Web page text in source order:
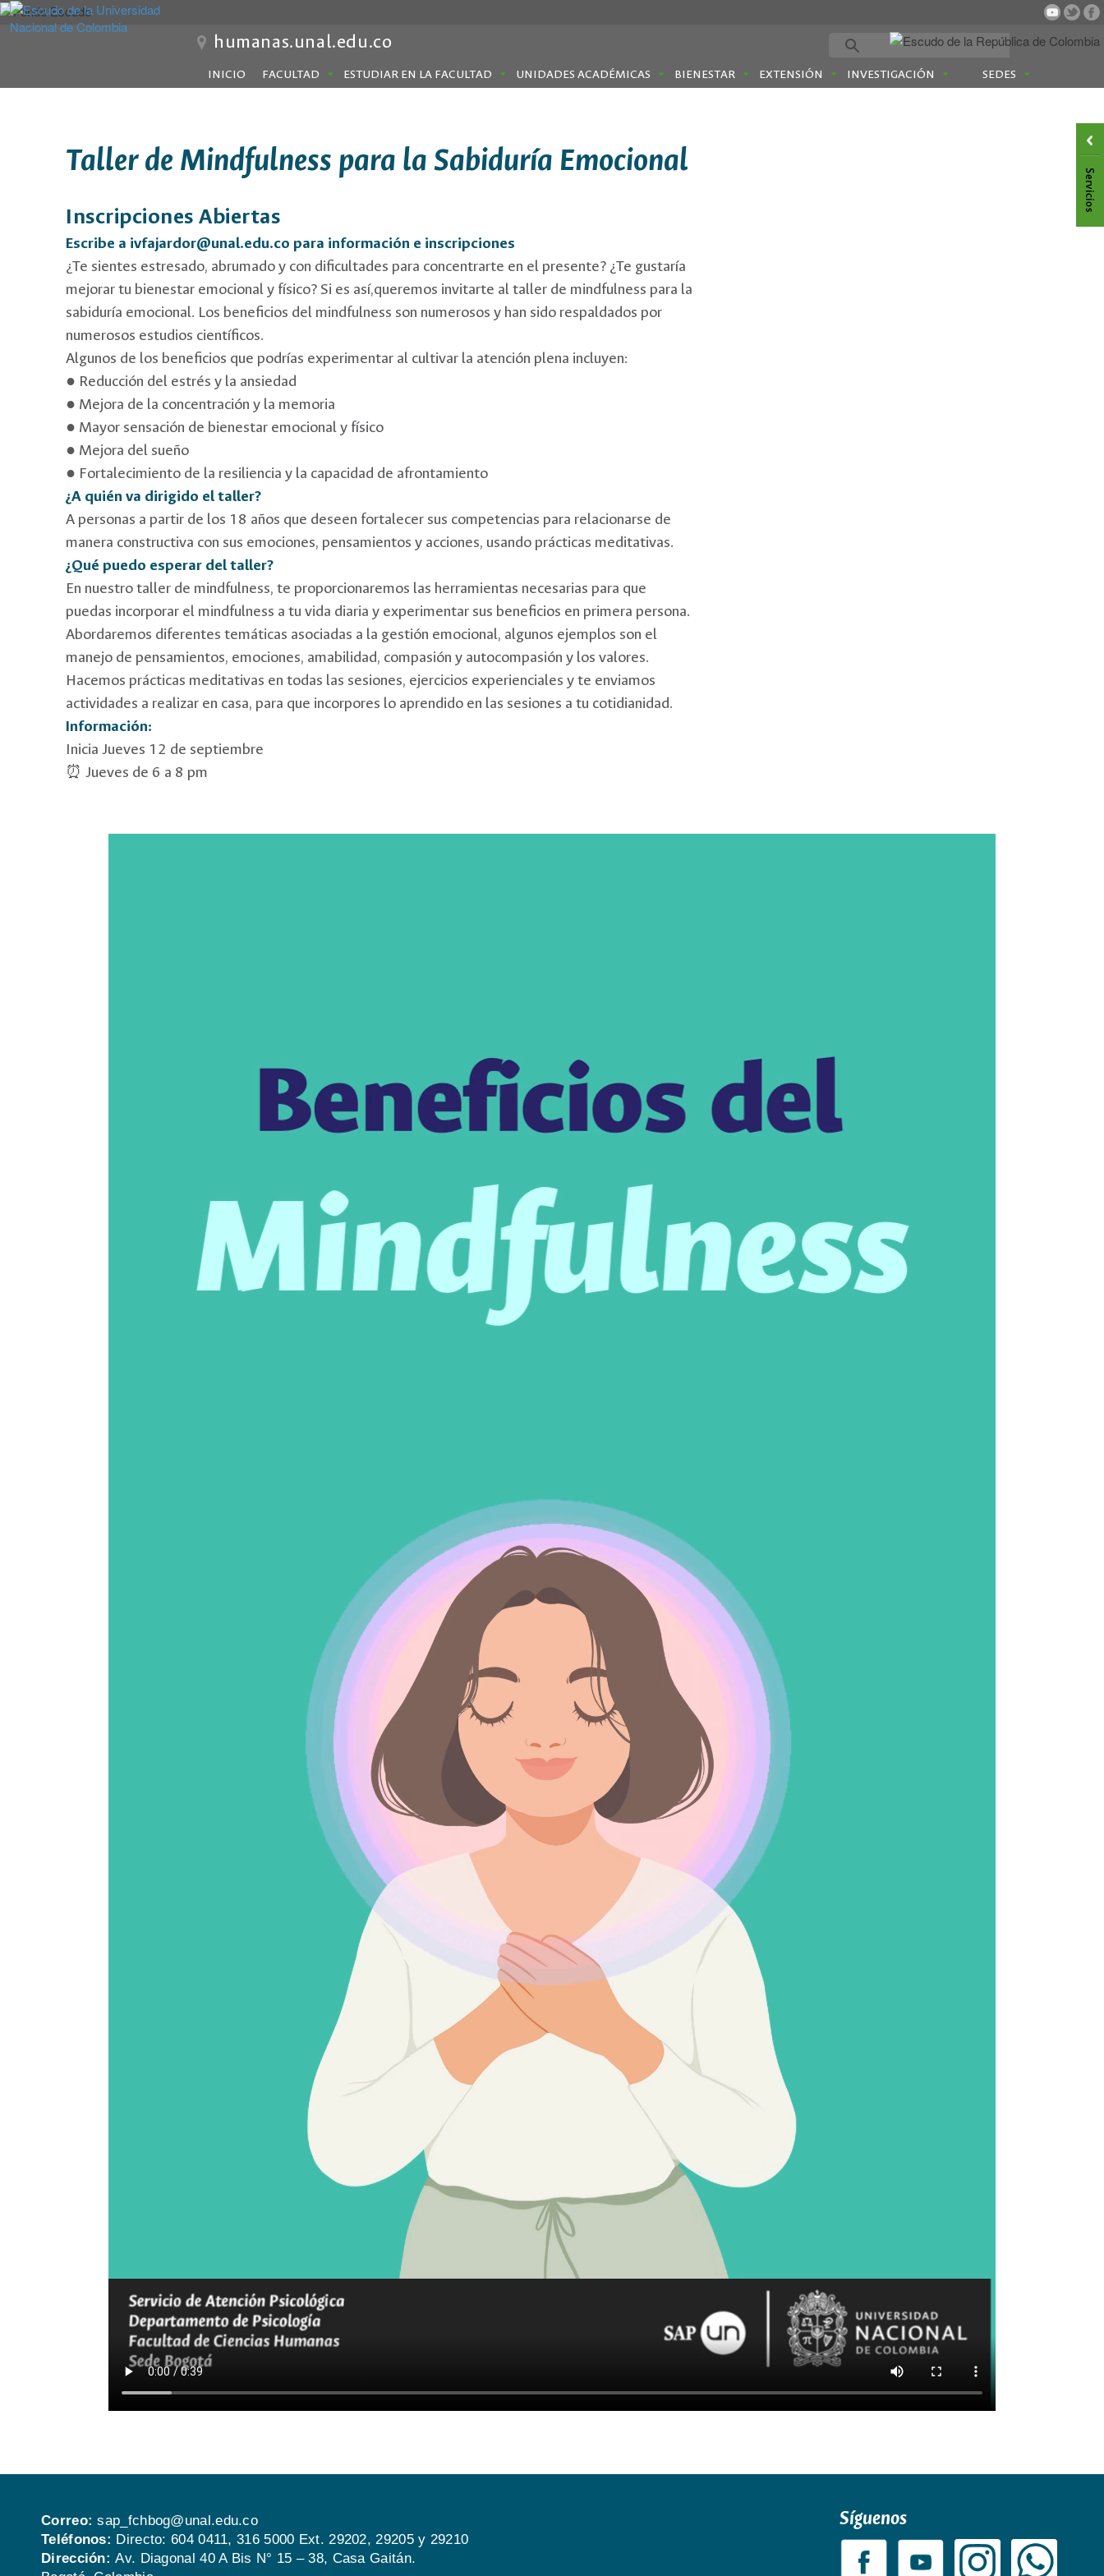
humanas.unal.edu.co
INICIO FACULTAD ESTUDIAR EN LA FACULTAD UNIDADES ACADÉMICAS BIENESTAR EXTENSIÓN INVESTIGACIÓN SEDES
Taller de Mindfulness para la Sabiduría Emocional
Inscripciones Abiertas
Escribe a ivfajardor@unal.edu.co para información e inscripciones
¿Te sientes estresado, abrumado y con dificultades para concentrarte en el presente? ¿Te gustaría
mejorar tu bienestar emocional y físico? Si es así,queremos invitarte al taller de mindfulness para la
sabiduría emocional. Los beneficios del mindfulness son numerosos y han sido respaldados por
numerosos estudios científicos.
Algunos de los beneficios que podrías experimentar al cultivar la atención plena incluyen:
● Reducción del estrés y la ansiedad
● Mejora de la concentración y la memoria
● Mayor sensación de bienestar emocional y físico
● Mejora del sueño
● Fortalecimiento de la resiliencia y la capacidad de afrontamiento
¿A quién va dirigido el taller?
A personas a partir de los 18 años que deseen fortalecer sus competencias para relacionarse de
manera constructiva con sus emociones, pensamientos y acciones, usando prácticas meditativas.
¿Qué puedo esperar del taller?
En nuestro taller de mindfulness, te proporcionaremos las herramientas necesarias para que
puedas incorporar el mindfulness a tu vida diaria y experimentar sus beneficios en primera persona.
Abordaremos diferentes temáticas asociadas a la gestión emocional, algunos ejemplos son el
manejo de pensamientos, emociones, amabilidad, compasión y autocompasión y los valores.
Hacemos prácticas meditativas en todas las sesiones, ejercicios experienciales y te enviamos
actividades a realizar en casa, para que incorpores lo aprendido en las sesiones a tu cotidianidad.
Información:
Inicia Jueves 12 de septiembre
⏰ Jueves de 6 a 8 pm
Correo:sap_fchbog@unal.edu.co
Teléfonos: Directo:604 0411,316 5000 Ext. 29202, 29205 y 29210
Dirección:Av. Diagonal 40 A Bis N° 15 – 38, Casa Gaitán.
Síguenos